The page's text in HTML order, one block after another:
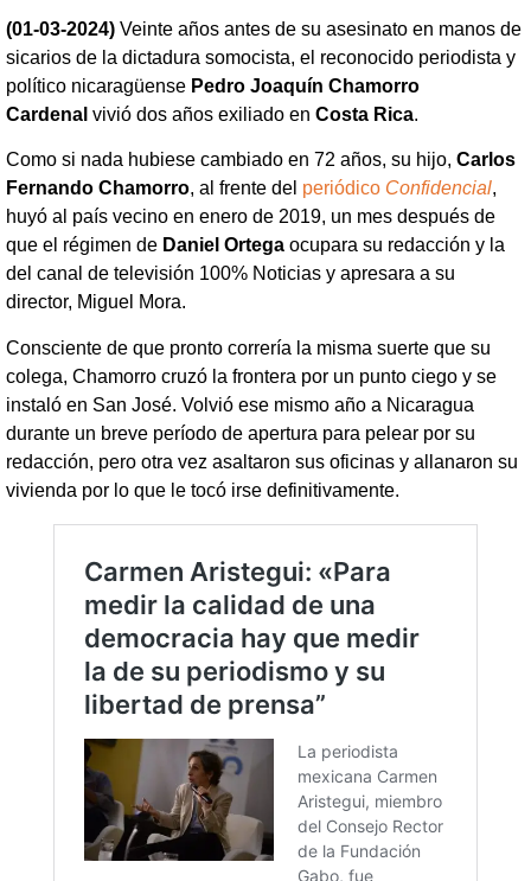
(01-03-2024) Veinte años antes de su asesinato en manos de
sicarios de la dictadura somocista, el reconocido periodista y
político nicaragüense Pedro Joaquín Chamorro
Cardenal vivió dos años exiliado en Costa Rica.
Como si nada hubiese cambiado en 72 años, su hijo, Carlos
Fernando Chamorro, al frente del periódico Confidencial,
huyó al país vecino en enero de 2019, un mes después de
que el régimen de Daniel Ortega ocupara su redacción y la
del canal de televisión 100% Noticias y apresara a su
director, Miguel Mora.
Consciente de que pronto correría la misma suerte que su
colega, Chamorro cruzó la frontera por un punto ciego y se
instaló en San José. Volvió ese mismo año a Nicaragua
durante un breve período de apertura para pelear por su
redacción, pero otra vez asaltaron sus oficinas y allanaron su
vivienda por lo que le tocó irse definitivamente.